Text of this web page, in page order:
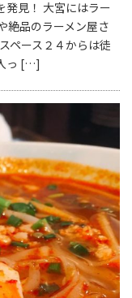
発見！ 大宮にはラー
絶品のラーメン屋さ
ペース２４からは徒
っ […]